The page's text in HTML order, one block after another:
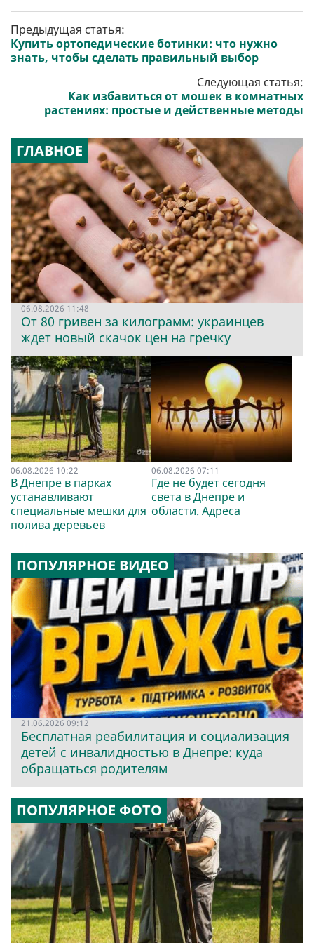
Предыдущая статья:
Купить ортопедические ботинки: что нужно
знать, чтобы сделать правильный выбор
Следующая статья:
Как избавиться от мошек в комнатных
растениях: простые и действенные методы
ГЛАВНОЕ
06.08.2026 11:48
От 80 гривен за килограмм: украинцев
ждет новый скачок цен на гречку
06.08.2026 10:22
В Днепре в парках
устанавливают
специальные мешки для
полива деревьев
06.08.2026 07:11
Где не будет сегодня
света в Днепре и
области. Адреса
ПОПУЛЯРНОЕ ВИДЕО
21.06.2026 09:12
Бесплатная реабилитация и социализация
детей с инвалидностью в Днепре: куда
обращаться родителям
ПОПУЛЯРНОЕ ФОТО